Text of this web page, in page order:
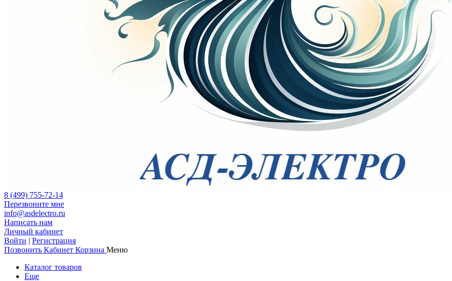
8 (499) 755-72-14
Перезвоните мне
info@asdelectro.ru
Написать нам
Личный кабинет
Войти | Регистрация
Позвонить Кабинет Корзина Меню
Каталог товаров
Еще